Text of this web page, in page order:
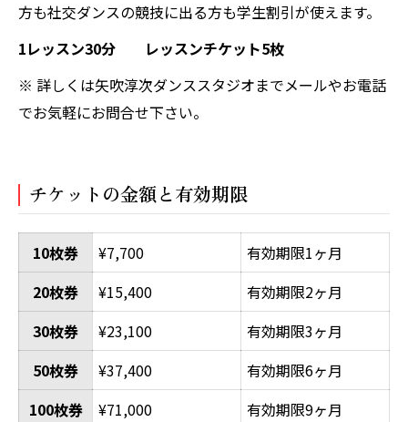
方も社交ダンスの競技に出る方も学生割引が使えます。
1レッスン30分 レッスンチケット5枚
※ 詳しくは矢吹淳次ダンススタジオまでメールやお電話
でお気軽にお問合せ下さい。
チケットの金額と有効期限
10枚券 ¥7,700
有効期限1ヶ月
20枚券
¥15,400
有効期限2ヶ月
30枚券
¥23,100
有効期限3ヶ月
50枚券
¥37,400
有効期限6ヶ月
100枚券
¥71,000
有効期限9ヶ月